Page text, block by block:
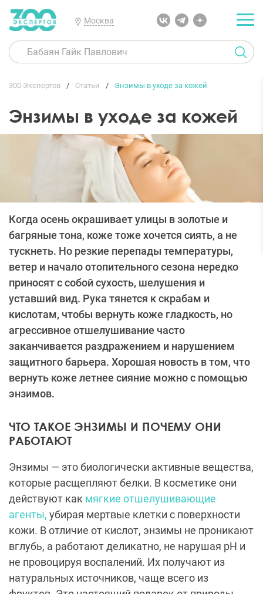
Москва
300 Экспертов Статьи Энзимы в уходе за кожей
Энзимы в уходе за кожей
Когда осень окрашивает улицы в золотые и
багряные тона, коже тоже хочется сиять, а не
тускнеть. Но резкие перепады температуры,
ветер и начало отопительного сезона нередко
приносят с собой сухость, шелушения и
уставший вид. Рука тянется к скрабам и
кислотам, чтобы вернуть коже гладкость, но
агрессивное отшелушивание часто
заканчивается раздражением и нарушением
защитного барьера. Хорошая новость в том, что
вернуть коже летнее сияние можно с помощью
энзимов.
ЧТО ТАКОЕ ЭНЗИМЫ И ПОЧЕМУ ОНИ
РАБОТАЮТ
Энзимы — это биологически активные вещества,
которые расщепляют белки. В косметике они
действуют как мягкие отшелушивающие
агенты, убирая мертвые клетки с поверхности
кожи. В отличие от кислот, энзимы не проникают
вглубь, а работают деликатно, не нарушая pH и
не провоцируя воспалений. Их получают из
натуральных источников, чаще всего из